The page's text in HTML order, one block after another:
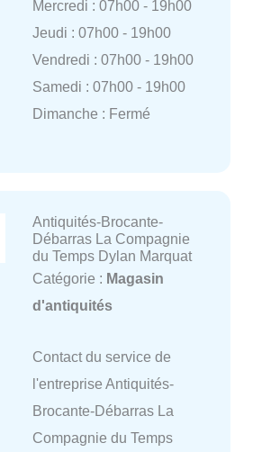
Mercredi : 07h00 - 19h00
Jeudi : 07h00 - 19h00
Vendredi : 07h00 - 19h00
Samedi : 07h00 - 19h00
Dimanche : Fermé
Antiquités-Brocante-
Débarras La Compagnie
du Temps Dylan Marquat
Catégorie : Magasin
d'antiquités
Contact du service de
l'entreprise Antiquités-
Brocante-Débarras La
Compagnie du Temps